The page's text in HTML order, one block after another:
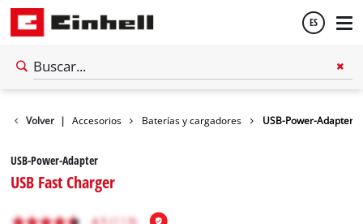
ES
Volver | Accesorios Baterías y cargadores USB-Power-Adapter
USB-Power-Adapter
USB Fast Charger